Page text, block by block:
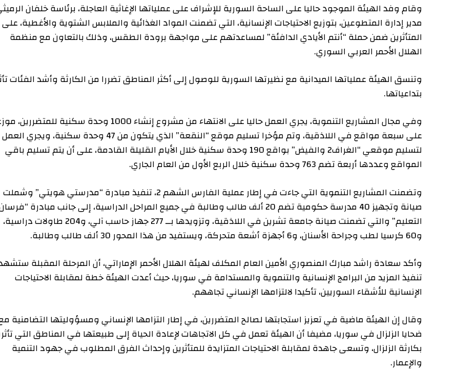
وقام وفد الهيئة الموجود حاليا على الساحة السورية للإشراف على عملياتها الإغاثية العاجلة، برئاسة خلفان الرميثي
مدير إدارة المتطوعين، بتوزيع الاحتياجات الإنسانية، التي تضمنت المواد الغذائية والملابس الشتوية والأغطية، على
المتأثرين ضمن حملة “أنتم الأيادي الدافئة” لمساعدتهم على مواجهة برودة الطقس، وذلك بالتعاون مع منظمة
الهلال الأحمر العربي السوري.
وتنسق الهيئة عملياتها الميدانية مع نظيرتها السورية للوصول إلى أكثر المناطق تضررا من الكارثة وأشد الفئات تأثرا
بتداعياتها.
وفي مجال المشاريع التنموية، يجري العمل حاليا على الانتهاء من مشروع إنشاء 1000 وحدة سكنية للمتضررين، موزعة
على سبعة مواقع في اللاذقية، وتم مؤخرا تسليم موقع “النقعة” الذي يتكون من 47 وحدة سكنية، ويجري العمل
لتسليم موقعي “الغراف2 والفيض” بواقع 190 وحدة سكنية خلال الأيام القليلة القادمة، على أن يتم تسليم باقي
المواقع وعددها أربعة تضم 763 وحدة سكنية خلال الربع الأول من العام الجاري.
وتضمنت المشاريع التنموية التي جاءت في إطار عملية الفارس الشهم 2، تنفيذ مبادرة “مدرستي هويتي” وشملت
صيانة وتجهيز 40 مدرسة حكومية تضم 20 ألف طالب وطالبة في جميع المراحل الدراسية، إلى جانب مبادرة “فرسان
التعليم” والتي تضمنت صيانة جامعة تشرين في اللاذقية، وتزويدها بــ 277 جهاز حاسب آلي، و204 طاولات دراسية،
وأكد سعادة راشد مبارك المنصوري الأمين العام المكلف لهيئة الهلال الأحمر الإماراتي، أن المرحلة المقبلة ستشهد
تنفيذ المزيد من البرامج الإنسانية والتنموية والمستدامة في سوريا، حيث أعدت الهيئة خطة لمقابلة الاحتياجات
الإنسانية للأشقاء السوريين، تأكيدا لالتزامها الإنساني تجاههم.
وقال إن الهيئة ماضية في تعزيز استجابتها لصالح المتضررين، في إطار التزامها الإنساني ومسؤوليتها التضامنية مع
ضحايا الزلزال في سوريا، مضيفا أن الهيئة تعمل في كل الاتجاهات لإعادة الحياة إلى طبيعتها في المناطق التي تأثرت
بكارثة الزلزال، وتسعى جاهدة لمقابلة الاحتياجات المتزايدة للمتأثرين وإحداث الفرق المطلوب في جهود التنمية
والإعمار.